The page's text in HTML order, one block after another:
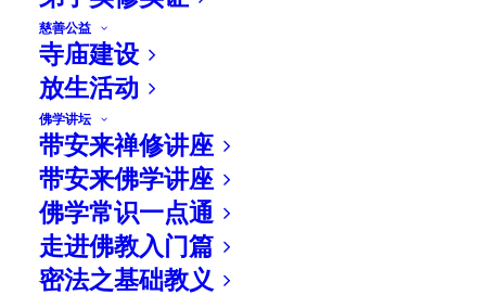
慈善公益
寺庙建设
放生活动
佛学讲坛
带安来禅修讲座
带安来佛学讲座
佛学常识一点通
走进佛教入门篇
密法之基础教义